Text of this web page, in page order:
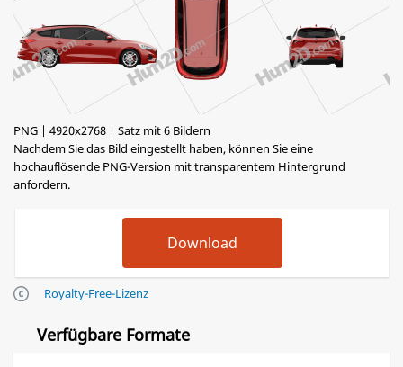
PNG | 4920x2768 | Satz mit 6 Bildern
Nachdem Sie das Bild eingestellt haben, können Sie eine
hochauflösende PNG-Version mit transparentem Hintergrund
anfordern.
Royalty-Free-Lizenz
Verfügbare Formate